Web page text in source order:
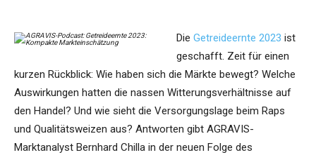
Die Getreideernte 2023 ist
geschafft. Zeit für einen
kurzen Rückblick: Wie haben sich die Märkte bewegt? Welche
Auswirkungen hatten die nassen Witterungsverhältnisse auf
den Handel? Und wie sieht die Versorgungslage beim Raps
und Qualitätsweizen aus? Antworten gibt AGRAVIS-
Marktanalyst Bernhard Chilla in der neuen Folge des